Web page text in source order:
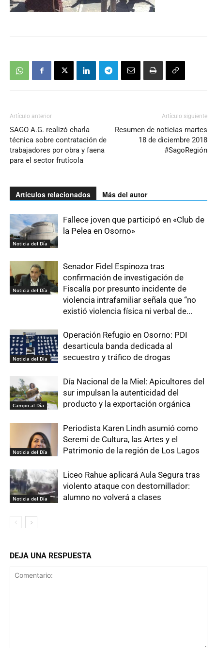
Artículo anterior
SAGO A.G. realizó charla
técnica sobre contratación de
trabajadores por obra y faena
para el sector frutícola
Artículo siguiente
Resumen de noticias martes
18 de diciembre 2018
#SagoRegión
Artículos relacionados Más del autor
Noticia del Día
Fallece joven que participó en «Club de
la Pelea en Osorno»
Noticia del Día
Senador Fidel Espinoza tras
confirmación de investigación de
Fiscalía por presunto incidente de
violencia intrafamiliar señala que “no
existió violencia física ni verbal de...
Noticia del Día
Operación Refugio en Osorno: PDI
desarticula banda dedicada al
secuestro y tráfico de drogas
Campo al Día
Día Nacional de la Miel: Apicultores del
sur impulsan la autenticidad del
producto y la exportación orgánica
Noticia del Día
Periodista Karen Lindh asumió como
Seremi de Cultura, las Artes y el
Patrimonio de la región de Los Lagos
Noticia del Día
Liceo Rahue aplicará Aula Segura tras
violento ataque con destornillador:
alumno no volverá a clases
DEJA UNA RESPUESTA